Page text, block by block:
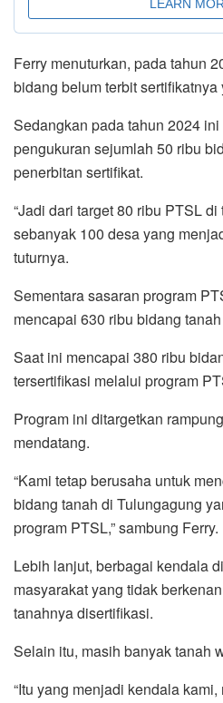
Ferry menuturkan, pada tahun
bidang belum terbit
Sedangkan pada tahun 2024
pengukuran sejumlah 50 ribu
penerbitan sertifikat.
“Jadi dari target 80 ribu PTSL
sebanyak 100 desa yang
tuturnya.
Sementara sasaran program
mencapai 630 ribu bidang
Saat ini mencapai 380 ribu
tersertifikasi melalui program
Program ini ditargetkan
mendatang.
“Kami tetap berusaha untuk
bidang tanah di Tulungagung
program PTSL,” sambung Ferry.
Lebih lanjut, berbagai kendala
masyarakat yang tidak
tanahnya disertifikasi.
Selain itu, masih banyak tanah
“Itu yang menjadi kendala